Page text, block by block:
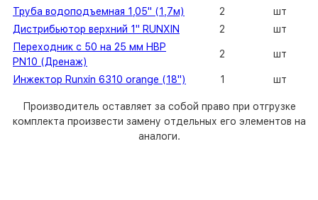
Труба водоподъемная 1,05" (1,7м) 2
шт
Дистрибьютор верхний 1" RUNXIN
2
шт
Переходник с 50 на 25 мм HBP
PN10 (Дренаж)
2 шт
Инжектор Runxin 6310 orange (18") 1 шт
Производитель оставляет за собой право при отгрузке
комплекта произвести замену отдельных его элементов на
аналоги.